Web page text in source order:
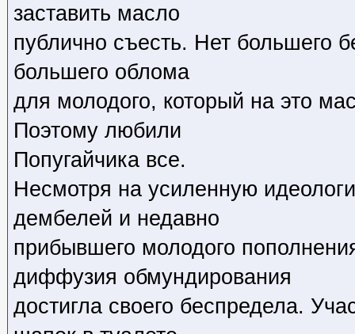
заставить масло
публично съесть. Нет большего
большего облома
для молодого, который на это
Поэтому любили
Попугайчика все.
Несмотря на усиленную
дембелей и недавно
прибывшего молодого
диффузия обмундирования
достигла своего беспредела.